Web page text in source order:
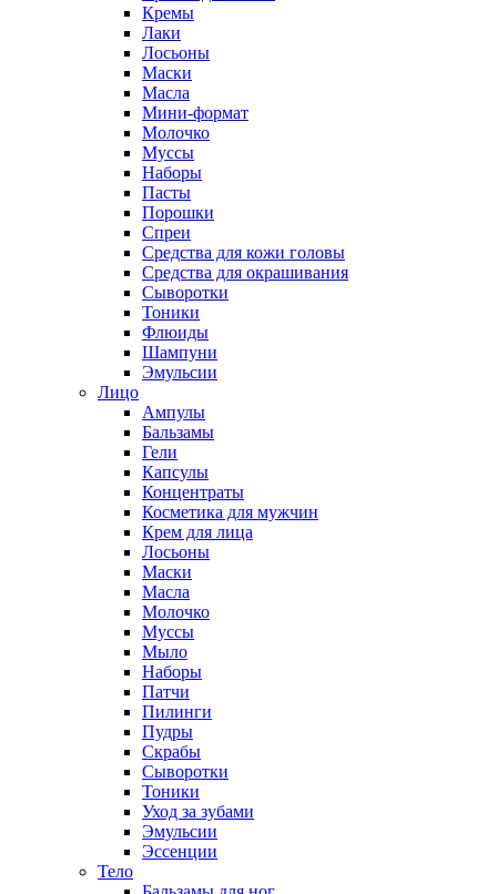
Кремы
Лаки
Лосьоны
Маски
Масла
Мини-формат
Молочко
Муссы
Наборы
Пасты
Порошки
Спреи
Средства для кожи головы
Средства для окрашивания
Сыворотки
Тоники
Флюиды
Шампуни
Эмульсии
Лицо
Ампулы
Бальзамы
Гели
Капсулы
Концентраты
Косметика для мужчин
Крем для лица
Лосьоны
Маски
Масла
Молочко
Муссы
Мыло
Наборы
Патчи
Пилинги
Пудры
Скрабы
Сыворотки
Тоники
Уход за зубами
Эмульсии
Эссенции
Тело